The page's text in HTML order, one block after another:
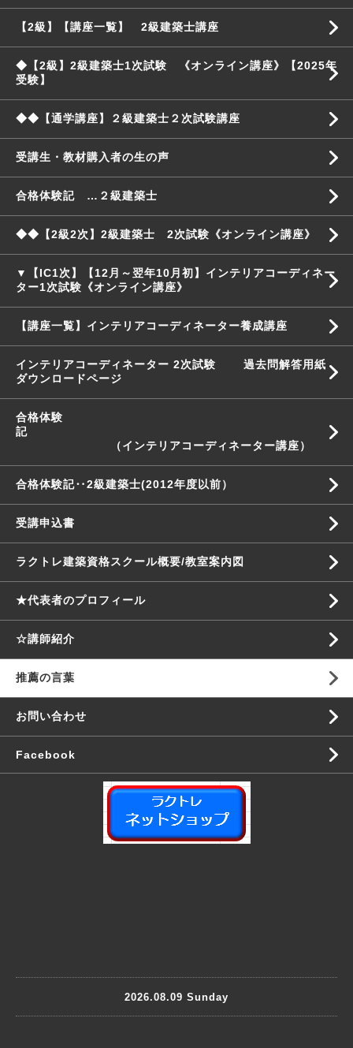
【2級】【講座一覧】 2級建築士講座
◆【2級】2級建築士1次試験 《オンライン講座》【2025年
受験】
◆◆【通学講座】２級建築士２次試験講座
受講生・教材購入者の生の声
合格体験記 …２級建築士
◆◆【2級2次】2級建築士 2次試験《オンライン講座》
▼【IC1次】【12月～翌年10月初】インテリアコーディネー
ター1次試験《オンライン講座》
【講座一覧】インテリアコーディネーター養成講座
インテリアコーディネーター 2次試験 過去問解答用紙
ダウンロードページ
合格体験
記
（インテリアコーディネーター講座）
合格体験記‥2級建築士(2012年度以前）
受講申込書
ラクトレ建築資格スクール概要/教室案内図
★代表者のプロフィール
☆講師紹介
推薦の言葉
お問い合わせ
Facebook
2026.08.09 Sunday